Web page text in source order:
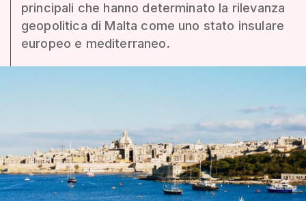
principali che hanno determinato la rilevanza
geopolitica di Malta come uno stato insulare
europeo e mediterraneo.